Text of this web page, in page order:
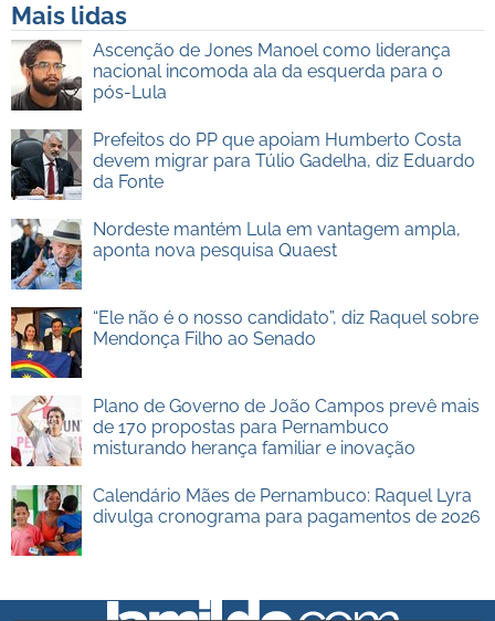
Mais lidas
Ascenção de Jones Manoel como liderança
nacional incomoda ala da esquerda para o
pós-Lula
Prefeitos do PP que apoiam Humberto Costa
devem migrar para Túlio Gadelha, diz Eduardo
da Fonte
Nordeste mantém Lula em vantagem ampla,
aponta nova pesquisa Quaest
“Ele não é o nosso candidato”, diz Raquel sobre
Mendonça Filho ao Senado
Plano de Governo de João Campos prevê mais
de 170 propostas para Pernambuco
misturando herança familiar e inovação
Calendário Mães de Pernambuco: Raquel Lyra
divulga cronograma para pagamentos de 2026